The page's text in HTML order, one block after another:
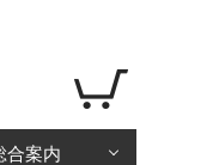
合案内